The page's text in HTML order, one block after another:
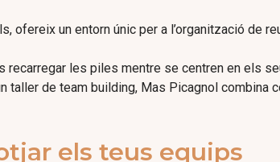
ofereix un entorn únic per a l’organització de
recarregar les piles mentre se centren en els
de team building, Mas Picagnol combina
els teus equips